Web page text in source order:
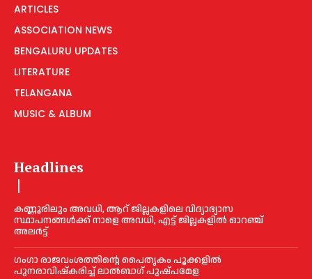
ARTICLES
ASSOCIATION NEWS
BENGALURU UPDATES
LITERATURE
TELANGANA
MUSIC & ALBUM
Headlines
കണ്ണൂരിലും അവധി, ആറ് ജില്ലകളിലെ വിദ്യാഭ്യാസ
സ്ഥാപനങ്ങൾക്ക് നാളെ അവധി, എട്ട് ജില്ലകളിൽ ഓറഞ്ച്
അലർട്ട്
ഗംഗാ രാജവംശത്തിന്റെ പൈതൃകം പൂക്കളിൽ
പുനരാവിഷ്‌കരിച്ച് ലാൽബാഗ് പുഷ്പമേള